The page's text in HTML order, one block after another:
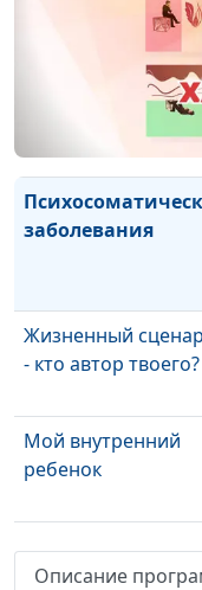
насилие (вторая
Эмоциональное
часть)
заболевания
Жизненный
- кто автор твоего?
Мой внутренний
ребенок
Как развить
эмоциональный
Описание